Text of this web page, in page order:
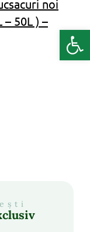
noi
50L ) –